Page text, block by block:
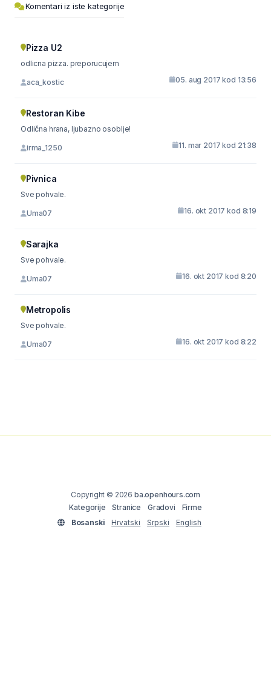
Komentari iz iste kategorije
Pizza U2
odlicna pizza. preporucujem
aca_kostic 05. aug 2017 kod 13:56
Restoran Kibe
Odlična hrana, ljubazno osoblje!
irma_1250 11. mar 2017 kod 21:38
Pivnica
Sve pohvale.
Uma07 16. okt 2017 kod 8:19
Sarajka
Sve pohvale.
Uma07 16. okt 2017 kod 8:20
Metropolis
Sve pohvale.
Uma07 16. okt 2017 kod 8:22
Copyright © 2026 ba.openhours.com
Kategorije
Stranice Gradovi
Firme
Bosanski
Hrvatski Srpski English